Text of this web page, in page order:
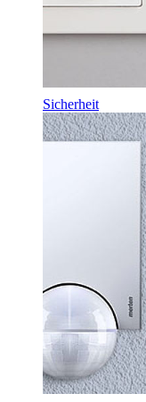
Sicherheit